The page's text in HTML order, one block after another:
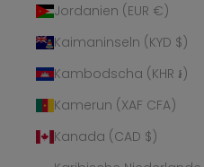
Jordanien (EUR €)
Kaimaninseln (KYD $)
Kambodscha (KHR ៛)
Kamerun (XAF CFA)
Kanada (CAD $)